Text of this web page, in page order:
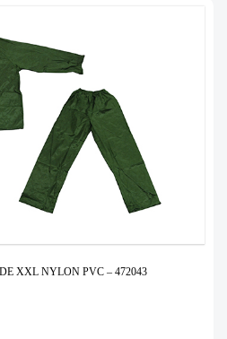
XXL NYLON PVC – 472043